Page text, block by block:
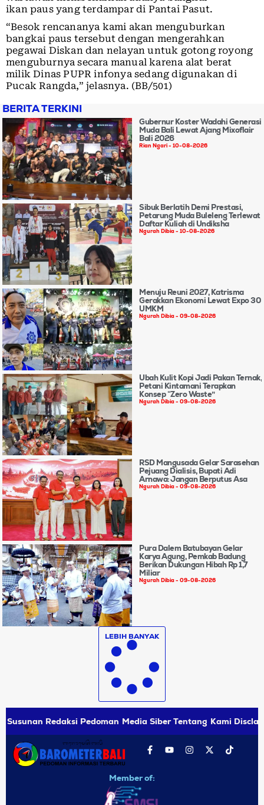
ikan paus yang terdampar di Pantai Pasut.
“Besok rencananya kami akan menguburkan
bangkai paus tersebut dengan mengerahkan
pegawai Diskan dan nelayan untuk gotong royong
menguburnya secara manual karena alat berat
milik Dinas PUPR infonya sedang digunakan di
Pucak Rangda,” jelasnya. (BB/501)
BERITA TERKINI
Gubernur Koster Wadahi Generasi
Muda Bali Lewat Ajang Mixoflair
Bali 2026
Rian Ngari 10-08-2026
Sibuk Berlatih Demi Prestasi,
Petarung Muda Buleleng Terlewat
Daftar Kuliah di Undiksha
Ngurah Dibia 10-08-2026
Menuju Reuni 2027, Katrisma
Gerakkan Ekonomi Lewat Expo 30
UMKM
Ngurah Dibia 09-08-2026
Ubah Kulit Kopi Jadi Pakan Ternak,
Petani Kintamani Terapkan
Konsep “Zero Waste”
Ngurah Dibia 09-08-2026
RSD Mangusada Gelar Sarasehan
Pejuang Dialisis, Bupati Adi
Arnawa: Jangan Berputus Asa
Ngurah Dibia 09-08-2026
Pura Dalem Batubayan Gelar
Karya Agung, Pemkab Badung
Berikan Dukungan Hibah Rp 1,7
Miliar
Ngurah Dibia 09-08-2026
LEBIH BANYAK
Susunan Redaksi Pedoman Media Siber Tentang Kami
Member of: